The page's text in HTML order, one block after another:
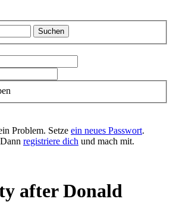
Suchen
Problem. Setze ein neues Passwort.
registriere dich und mach mit.
after Donald